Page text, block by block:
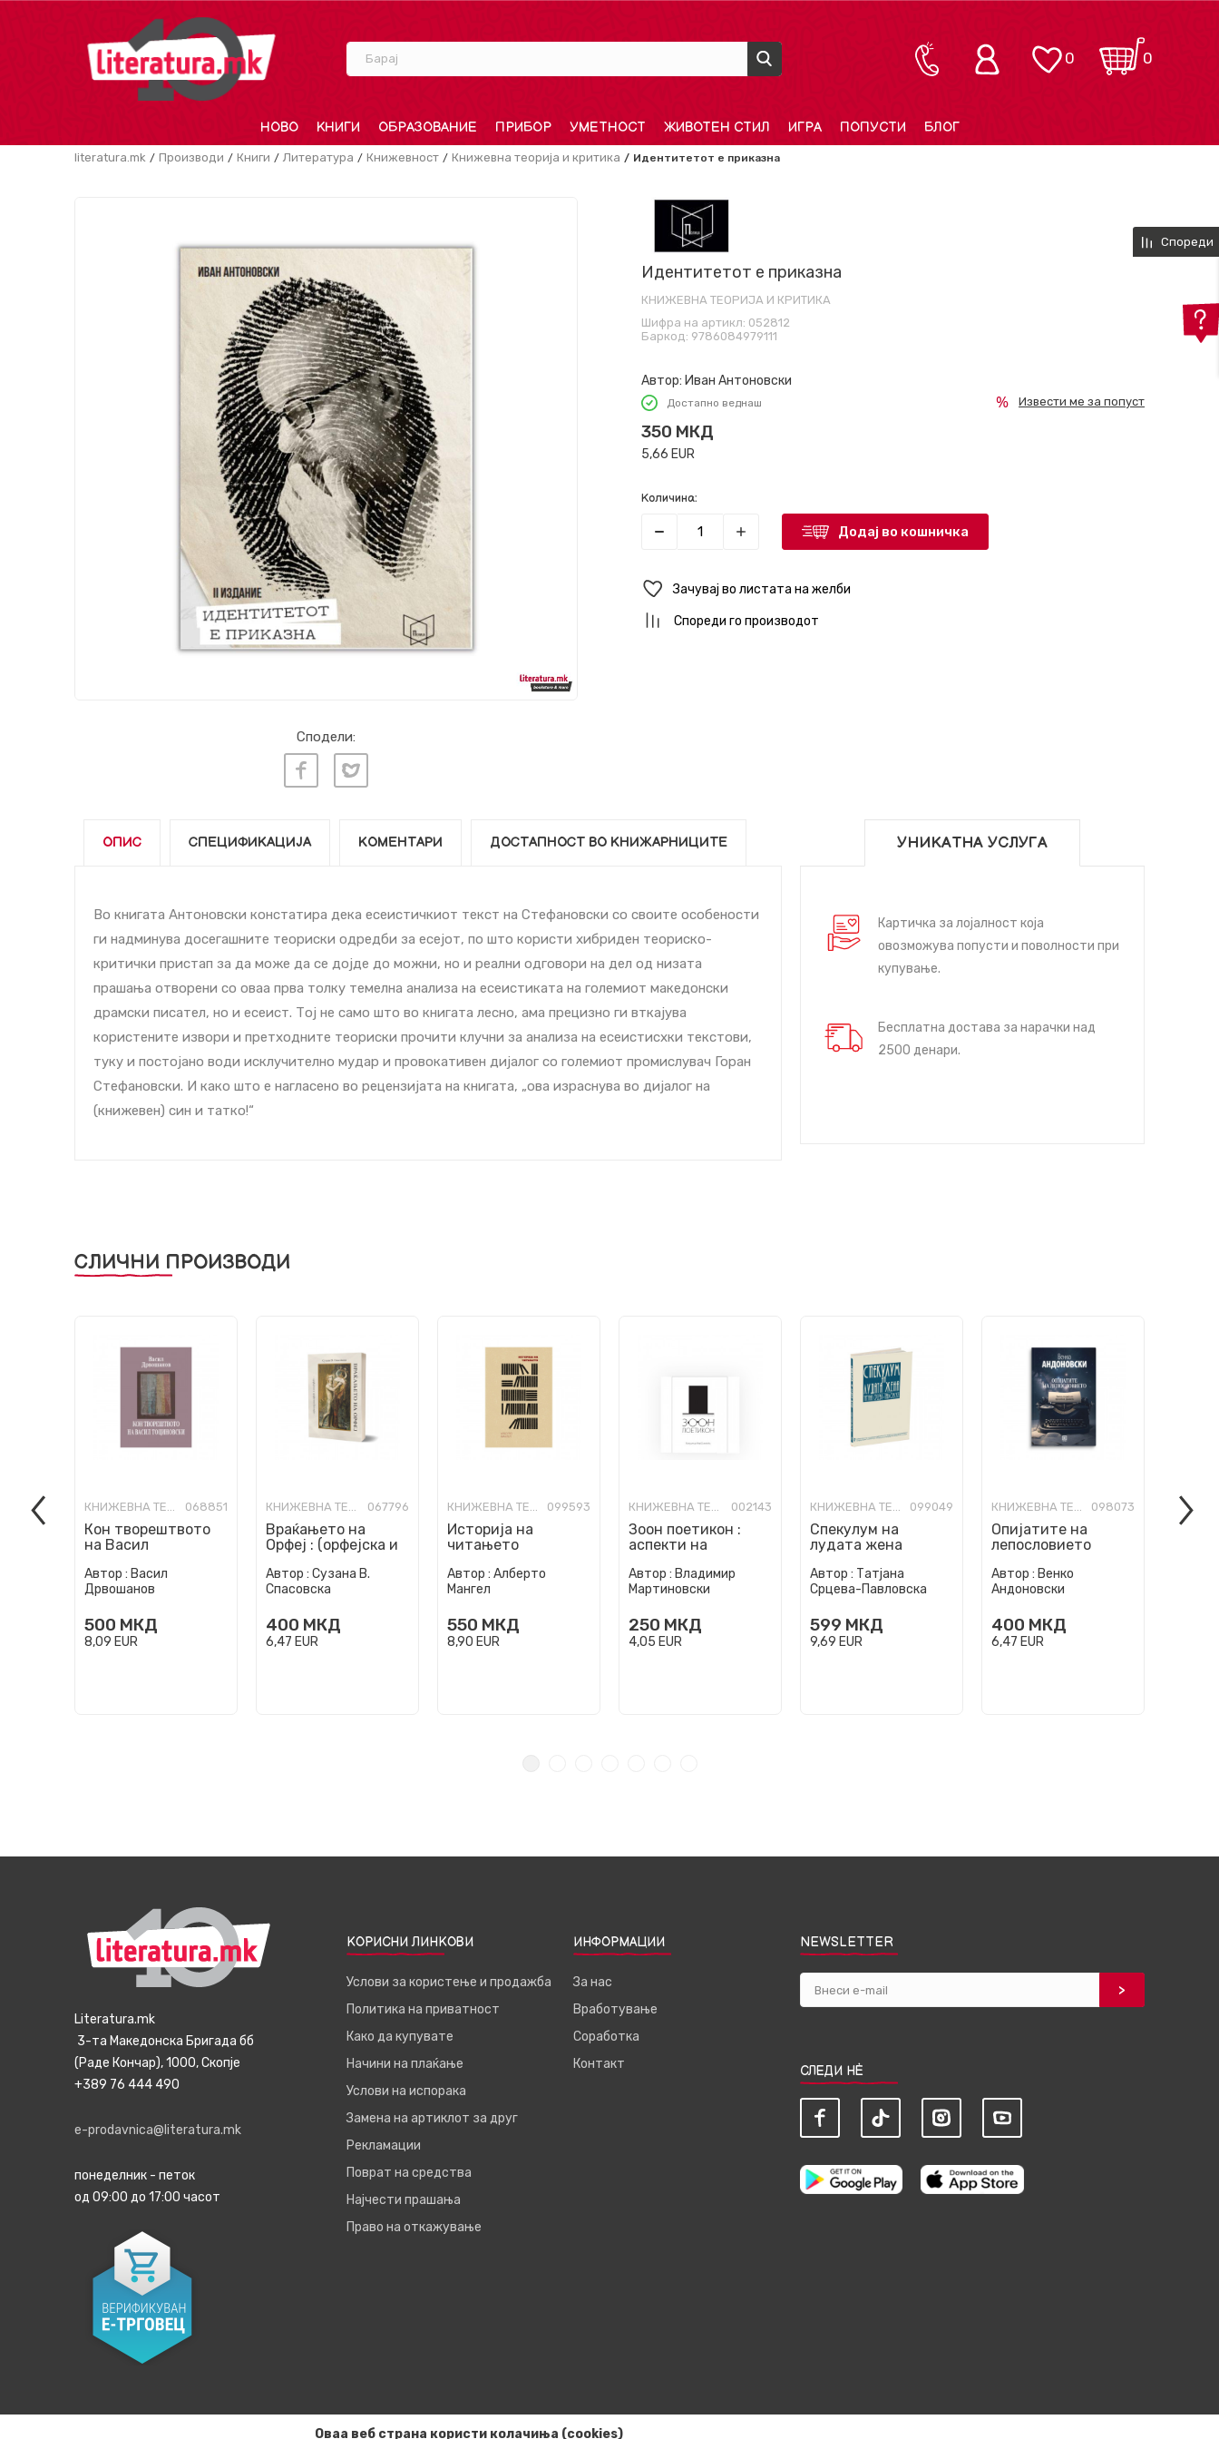
Барај 0
0
НОВО КНИГИ ОБРАЗОВАНИЕ ПРИБОР УМЕТНОСТ ЖИВОТЕН СТИЛ ИГРА ПОПУСТИ БЛОГ
literatura.mk Производи Книги Литература Книжевност Книжевна теорија и критика Идентитетот е приказна
Сподели:
Идентитетот е приказна
КНИЖЕВНА ТЕОРИЈА И КРИТИКА
Шифра на артикл: 052812
Баркод: 9786084979111
Автор: Иван Антоновски
Достапно веднаш
350 МКД
5,66 EUR
Извести ме за попуст
Количина:
Додај во кошничка
Зачувај во листата на желби
Спореди го производот
ОПИС СПЕЦИФИКАЦИЈА КОМЕНТАРИ ДОСТАПНОСТ ВО КНИЖАРНИЦИТЕ
Во книгата Антоновски констатира дека есеистичкиот текст на Стефановски со своите особености
ги надминува досегашните теориски одредби за есејот, по што користи хибриден теориско-
критички пристап за да може да се дојде до можни, но и реални одговори на дел од низата
прашања отворени со оваа прва толку темелна анализа на есеистиката на големиот македонски
драмски писател, но и есеист. Тој не само што во книгата лесно, ама прецизно ги вткајува
користените извори и претходните теориски прочити клучни за анализа на есеистиcхки текстови,
туку и постојано води исклучително мудар и провокативен дијалог со големиот промислувач Горан
Стефановски. И како што е нагласено во рецензијата на книгата, „ова израснува во дијалог на
(книжевен) син и татко!“
УНИКАТНА УСЛУГА
Картичка за лојалност која
овозможува попусти и поволности при
купување.
Бесплатна достава за нарачки над
2500 денари.
СЛИЧНИ ПРОИЗВОДИ
КНИЖЕВНА ТЕОРИЈА И КРИТИКА 068851
Кон творештвото
на Васил
Автор : Васил
Дрвошанов
500 МКД
8,09 EUR
КНИЖЕВНА ТЕОРИЈА И КРИТИКА 067796
Враќањето на
Орфеј : (орфејска и
Автор : Сузана В.
Спасовска
400 МКД
6,47 EUR
КНИЖЕВНА ТЕОРИЈА И КРИТИКА 099593
Историја на
читањето
Автор : Алберто
Мангел
550 МКД
8,90 EUR
КНИЖЕВНА ТЕОРИЈА И КРИТИКА 002143
Зоон поетикон :
аспекти на
македонска поезија
Автор : Владимир
Мартиновски
250 МКД
4,05 EUR
КНИЖЕВНА ТЕОРИЈА И КРИТИКА 099049
Спекулум на
лудата жена
Автор : Татјана
Срцева-Павловска
599 МКД
9,69 EUR
КНИЖЕВНА ТЕОРИЈА И КРИТИКА 098073
Опијатите на
лепословието
Автор : Венко
Андоновски
400 МКД
6,47 EUR
Спореди
Literatura.mk
3-та Македонска Бригада бб
(Раде Кончар), 1000, Скопје
+389 76 444 490
e-prodavnica@literatura.mk
понеделник - петок
од 09:00 до 17:00 часот
КОРИСНИ ЛИНКОВИ
Услови за користење и продажба
Политика на приватност
Како да купувате
Начини на плаќање
Услови на испорака
Замена на артиклот за друг
Рекламации
Поврат на средства
Најчести прашања
Право на откажување
ИНФОРМАЦИИ
За нас
Вработување
Соработка
Контакт
NEWSLETTER
СЛЕДИ НЀ
Оваа веб страна користи колачиња (cookies)